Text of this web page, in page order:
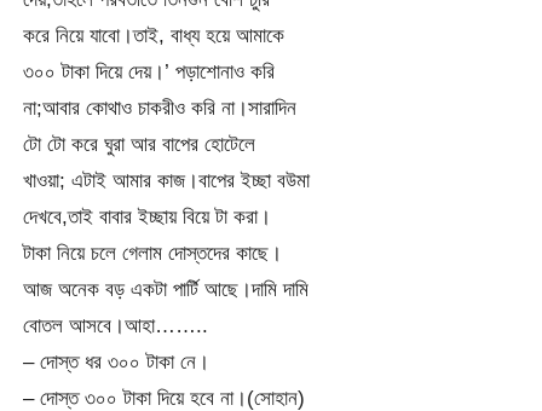
করে নিয়ে যাবো।তাই, বাধ্য হয়ে আমাকে
৩০০ টাকা দিয়ে দেয়।’ পড়াশোনাও করি
না;আবার কোথাও চাকরীও করি না।সারাদিন
টো টো করে ঘুরা আর বাপের হোটেলে
খাওয়া; এটাই আমার কাজ।বাপের ইচ্ছা বউমা
দেখবে,তাই বাবার ইচ্ছায় বিয়ে টা করা।
টাকা নিয়ে চলে গেলাম দোস্তদের কাছে।
আজ অনেক বড় একটা পার্টি আছে।দামি দামি
বোতল আসবে।আহা……..
– দোস্ত ধর ৩০০ টাকা নে।
– দোস্ত ৩০০ টাকা দিয়ে হবে না।(সোহান)